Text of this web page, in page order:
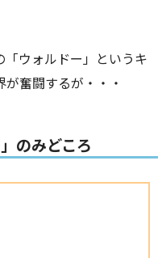
ウォルドー」というキ
奮闘するが・・・
のみどころ